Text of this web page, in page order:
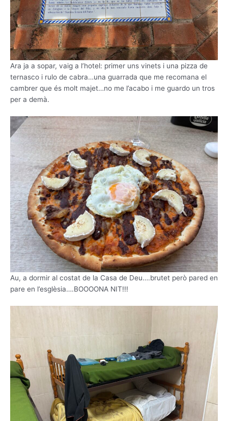
Ara ja a sopar, vaig a l’hotel: primer uns vinets i una pizza de
ternasco i rulo de cabra…una guarrada que me recomana el
cambrer que és molt majet…no me l’acabo i me guardo un tros
per a demà.
Au, a dormir al costat de la Casa de Deu….brutet però pared en
pare en l’esglèsia….BOOOONA NIT!!!